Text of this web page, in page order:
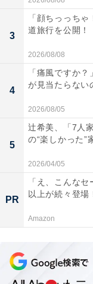
3
「顔ちっっち
道旅行を公開！
2026/08/08
4
「痛風ですか
が見当たらない
2026/08/05
5
辻希美、「7人
の“楽しかった”
2026/04/05
PR
「え、こんな
以上が続々登
Amazon